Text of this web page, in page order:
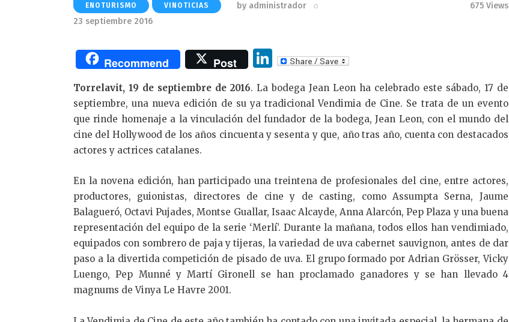
ENOTURISMO VINOTICIAS by administrador
23 septiembre 2016
675 Views
Recommend Post
Li
n
k
e
dI
Torrelavit, 19 de septiembre de 2016. La bodega Jean Leon ha celebrado este sábado, 17 de
septiembre, una nueva edición de su ya tradicional Vendimia de Cine. Se trata de un evento
que rinde homenaje a la vinculación del fundador de la bodega, Jean Leon, con el mundo del
cine del Hollywood de los años cincuenta y sesenta y que, año tras año, cuenta con destacados
actores y actrices catalanes.
En la novena edición, han participado una treintena de profesionales del cine, entre actores,
productores, guionistas, directores de cine y de casting, como Assumpta Serna, Jaume
Balagueró, Octavi Pujades, Montse Guallar, Isaac Alcayde, Anna Alarcón, Pep Plaza y una buena
representación del equipo de la serie ‘Merlí’. Durante la mañana, todos ellos han vendimiado,
equipados con sombrero de paja y tijeras, la variedad de uva cabernet sauvignon, antes de dar
paso a la divertida competición de pisado de uva. El grupo formado por Adrian Grösser, Vicky
Luengo, Pep Munné y Martí Gironell se han proclamado ganadores y se han llevado 4
magnums de Vinya Le Havre 2001.